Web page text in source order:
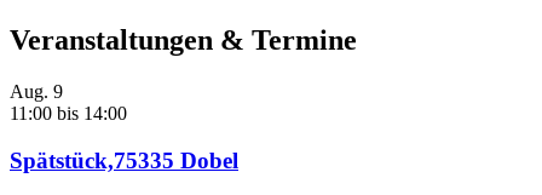
Veranstaltungen & Termine
Aug. 9
11:00 bis 14:00
Spätstück,75335 Dobel